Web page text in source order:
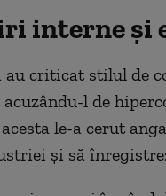
interne şi
criticat stilul de
acuzându-l de
le-a cerut
şi să